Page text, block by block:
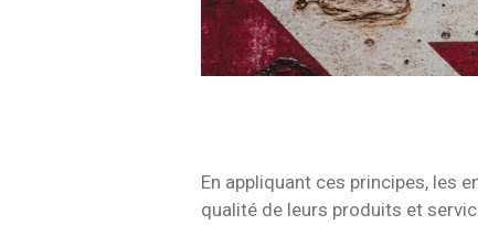
En appliquant ces principes, les
qualité de leurs produits et